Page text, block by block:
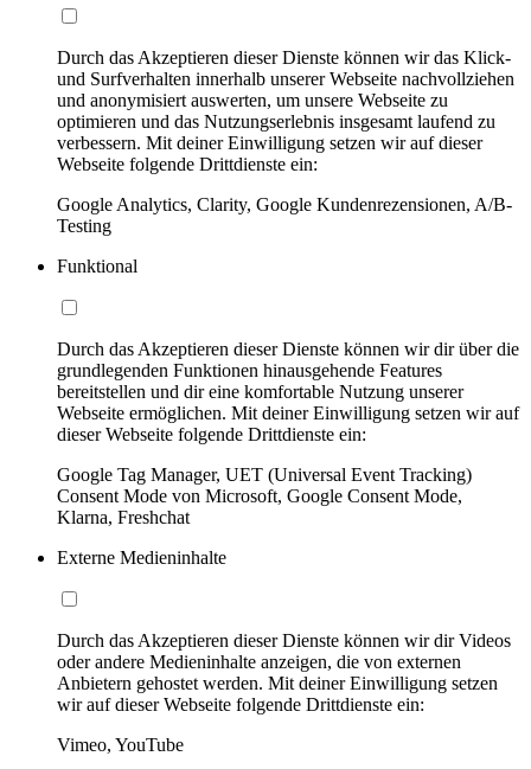
Durch das Akzeptieren dieser Dienste können wir das Klick-
und Surfverhalten innerhalb unserer Webseite nachvollziehen
und anonymisiert auswerten, um unsere Webseite zu
optimieren und das Nutzungserlebnis insgesamt laufend zu
verbessern. Mit deiner Einwilligung setzen wir auf dieser
Webseite folgende Drittdienste ein:
Google Analytics, Clarity, Google Kundenrezensionen, A/B-
Testing
Funktional
Durch das Akzeptieren dieser Dienste können wir dir über die
grundlegenden Funktionen hinausgehende Features
bereitstellen und dir eine komfortable Nutzung unserer
Webseite ermöglichen. Mit deiner Einwilligung setzen wir auf
dieser Webseite folgende Drittdienste ein:
Google Tag Manager, UET (Universal Event Tracking)
Consent Mode von Microsoft, Google Consent Mode,
Klarna, Freshchat
Externe Medieninhalte
Durch das Akzeptieren dieser Dienste können wir dir Videos
oder andere Medieninhalte anzeigen, die von externen
Anbietern gehostet werden. Mit deiner Einwilligung setzen
wir auf dieser Webseite folgende Drittdienste ein:
Vimeo, YouTube